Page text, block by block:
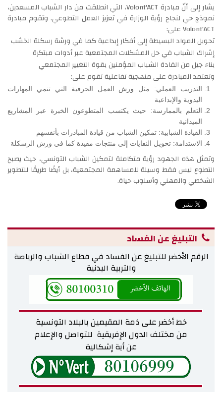
يشار إلى أنّ مبادرة Volont'ACT، التي انطلقت من دار الشباب المسعدين،
نموذج حي لنجاح رؤية الوزارة في تعزيز العمل التطوعي. وتقوم مبادرة
Volont'ACT على:
تحويل المواد البسيطة إلى أفكار إبداعية كما في ورشة رسكلة الخشب
إشراك الشباب في حل المشكلات المجتمعية عبر أدوات مبتكرة
بناء جيل من القادة الشباب المؤمنين بقوة التغيير المجتمعي
وتعتمد المبادرة على منهجية تفاعلية تقوم على:
التدريب العملي: مثل ورش العمل الحرفية التي تنمي المهارات
اليدوية والإبداعية
التعلم بالممارسة: حيث يكتسب المتطوعون الخبرة عبر المشاريع
الميدانية
القيادة الشبابية: تمكين الشباب من قيادة المبادرات بأنفسهم
الاستدامة: تحويل النفايات إلى منتجات مفيدة كما في ورش الرسكلة
وتمثل هذه الجهود رؤية متكاملة لتمكين الشباب التونسي، حيث يصبح
التطوع ليس فقط وسيلة للمساهمة المجتمعية، بل أيضًا طريقًا للتطوير
الشخصي والمهني وأسلوب حياة.
التبليغ عن الفساد
الرقم الأخضر للتبليغ عن الفساد في قطاع الشباب والرياصة
والتربية البدنية
خط أخضر على ذمة المقيمين بالبلاد التونسية
من مختلف الدول الإفريقية للتواصل والإعلام
عن أية إشكالية